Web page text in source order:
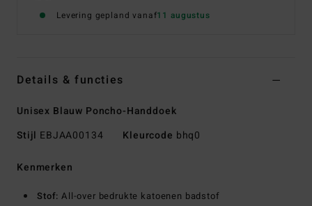
Levering gepland vanaf11 augustus
Details & functies
Unisex Blauw Poncho-Handdoek
Stijl EBJAA00134 Kleurcode bhq0
Kenmerken
Stof:All-over bedrukte katoenen badstof